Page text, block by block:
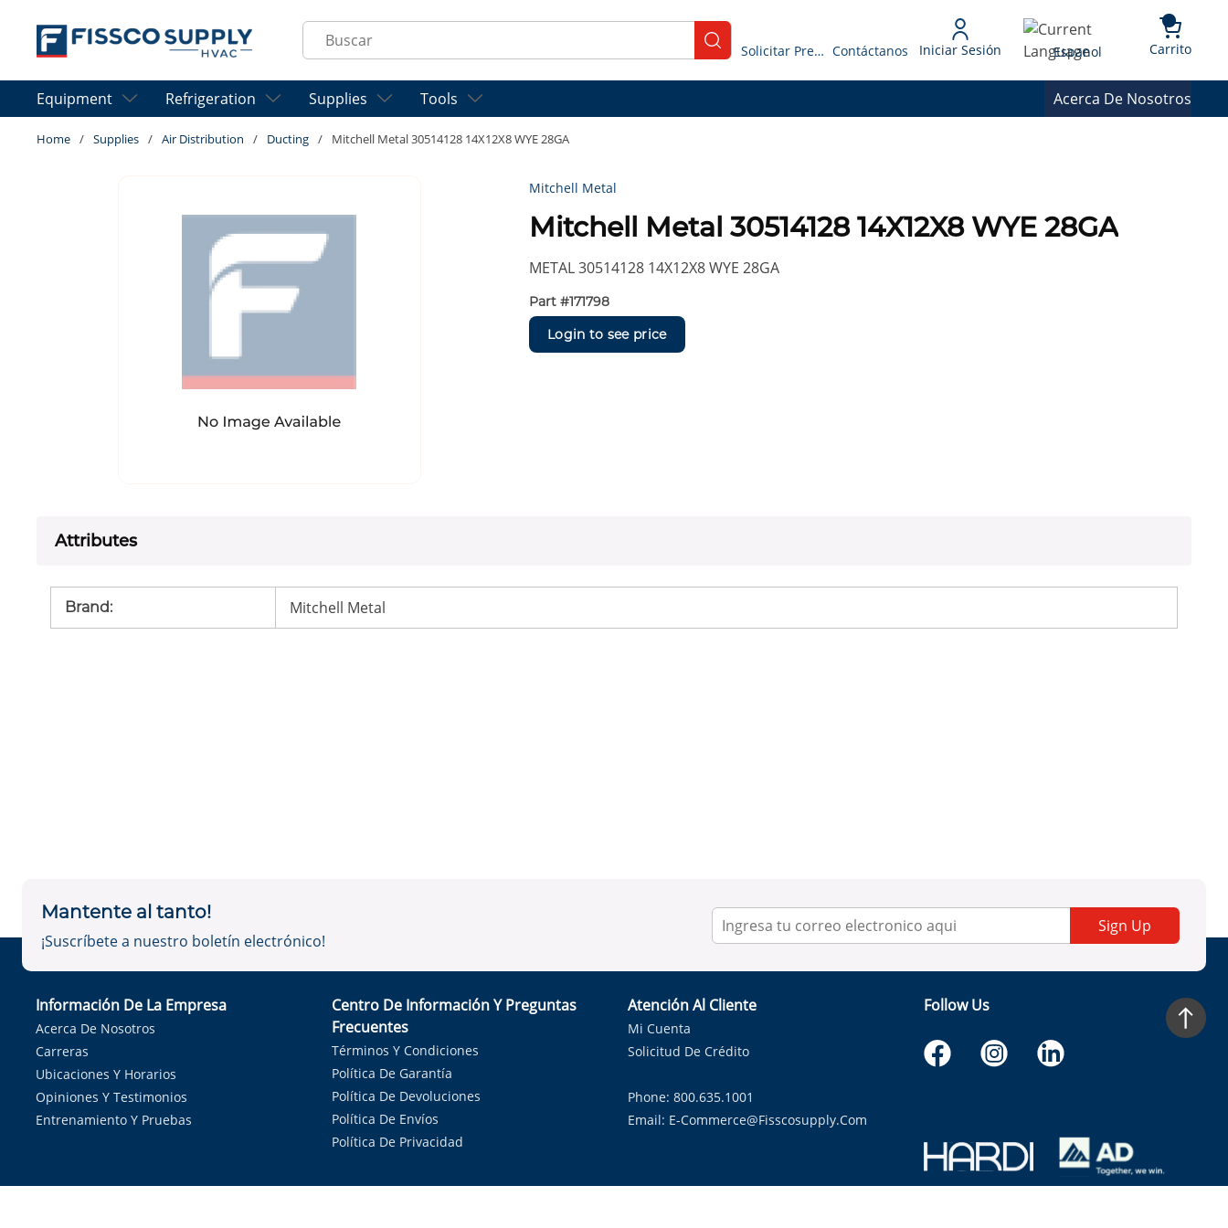
Skip to main content
Site Search
submit search
Solicitar Presupuesto Contáctanos Iniciar Sesión Language
Espanol Carrito{0}
Equipment Refrigeration Supplies Tools Acerca De Nosotros
Home / Supplies / Air Distribution / Ducting / Mitchell Metal 30514128 14X12X8 WYE 28GA
Mitchell Metal
Mitchell Metal 30514128 14X12X8 WYE 28GA
METAL 30514128 14X12X8 WYE 28GA
Part #171798
Login to see price
Attributes
Brand: Mitchell Metal
Mantente al tanto!
¡Suscríbete a nuestro boletín electrónico!
Sign Up
Información De La Empresa
Acerca De Nosotros
Carreras
Ubicaciones Y Horarios
Opiniones Y Testimonios
Entrenamiento Y Pruebas
Centro De Información Y Preguntas
Frecuentes
Términos Y Condiciones
Política De Garantía
Política De Devoluciones
Política De Envíos
Política De Privacidad
Atención Al Cliente
Mi Cuenta
Solicitud De Crédito
Phone: 800.635.1001
Email: E-Commerce@fisscosupply.com
Follow Us